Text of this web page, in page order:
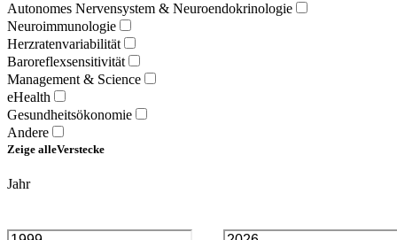
Autonomes Nervensystem & Neuroendokrinologie
Neuroimmunologie
Herzratenvariabilität
Baroreflexsensitivität
Management & Science
eHealth
Gesundheitsökonomie
Andere
Zeige alleVerstecke
Jahr